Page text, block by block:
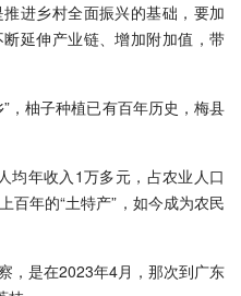
进乡村全面振兴的基础，要加
延伸产业链、增加附加值，带
，柚子种植已有百年历史，梅县
均年收入1万多元，占农业人口
年的“土特产”，如今成为农民
，是在2023年4月，那次到广东